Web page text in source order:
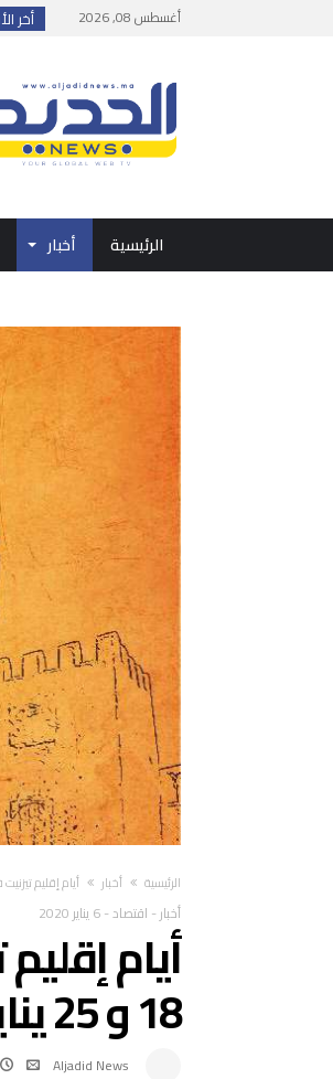
أغسطس 08, 2026 أخر
الرئيسية أخبار
‫الرئيسية‬ أخبار أيام إقليم تيزنيت في
أخبار- اقتصاد-6 يناير 2020
أيام
18 و 25 يناير 2020
Aljadid News